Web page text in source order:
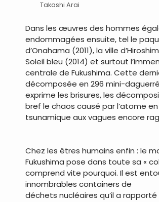
Takashi Arai
Dans les œuvres des hommes
endommagées ensuite, tel le
d’Onahama (2011), la ville
Soleil bleu (2014) et surtout
centrale de Fukushima. Cette
décomposée en 296 mini-
exprime les brisures, les
bref le chaos causé par l’atome
tsunamique aux vagues encore
Chez les êtres humains enfin : le
Fukushima pose dans toute sa «
comprend vite pourquoi. Il est
innombrables containers de
déchets nucléaires qu’il a